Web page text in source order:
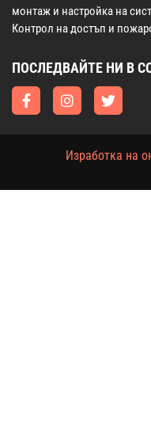
монтаж и настройка на
Контрол на достъп и
ПОСЛЕДВАЙТЕ НИ В
Изработка на